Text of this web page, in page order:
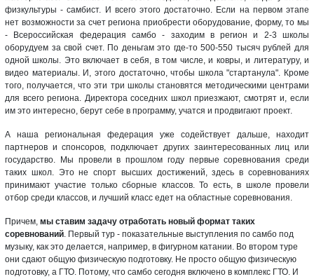
физкультуры - самбист. И всего этого достаточно. Если на первом этапе
нет возможности за счет региона приобрести оборудование, форму, то мы
- Всероссийская федерация самбо - заходим в регион и 2-3 школы
оборудуем за свой счет. По деньгам это где-то 500-550 тысяч рублей для
одной школы. Это включает в себя, в том числе, и ковры, и литературу, и
видео материалы. И, этого достаточно, чтобы школа "стартанула". Кроме
того, получается, что эти три школы становятся методическими центрами
для всего региона. Директора соседних школ приезжают, смотрят и, если
им это интересно, берут себе в программу, учатся и продвигают проект.
А наша региональная федерация уже содействует дальше, находит
партнеров и спонсоров, подключает других заинтересованных лиц или
государство. Мы провели в прошлом году первые соревнования среди
таких школ. Это не спорт высших достижений, здесь в соревнованиях
принимают участие только сборные классов. То есть, в школе провели
отбор среди классов, и лучший класс едет на областные соревнования.
Причем, мы ставим задачу отработать новый формат таких
соревнований. Первый тур - показательные выступления по самбо под
музыку, как это делается, например, в фигурном катании. Во втором туре
они сдают общую физическую подготовку. Не просто общую физическую
подготовку, а ГТО. Потому, что самбо сегодня включено в комплекс ГТО. И